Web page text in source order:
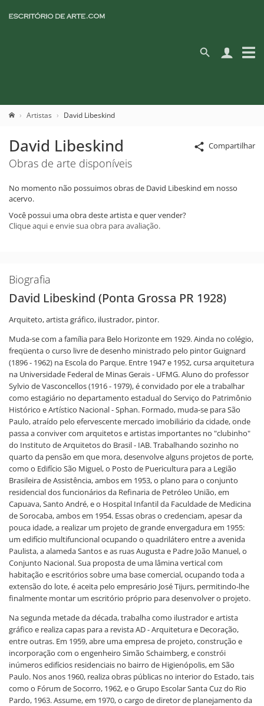
Artistas David Libeskind
Compartilhar
David Libeskind
Obras de arte disponíveis
No momento não possuimos obras de David Libeskind em nosso
acervo.
Você possui uma obra deste artista e quer vender?
Clique aqui e envie sua obra para avaliação.
Biografia
David Libeskind (Ponta Grossa PR 1928)
Arquiteto, artista gráfico, ilustrador, pintor.
Muda-se com a família para Belo Horizonte em 1929. Ainda no colégio,
freqüenta o curso livre de desenho ministrado pelo pintor Guignard
(1896 - 1962) na Escola do Parque. Entre 1947 e 1952, cursa arquitetura
na Universidade Federal de Minas Gerais - UFMG. Aluno do professor
Sylvio de Vasconcellos (1916 - 1979), é convidado por ele a trabalhar
como estagiário no departamento estadual do Serviço do Patrimônio
Histórico e Artístico Nacional - Sphan. Formado, muda-se para São
Paulo, atraído pelo efervescente mercado imobiliário da cidade, onde
passa a conviver com arquitetos e artistas importantes no "clubinho"
do Instituto de Arquitetos do Brasil - IAB. Trabalhando sozinho no
quarto da pensão em que mora, desenvolve alguns projetos de porte,
como o Edifício São Miguel, o Posto de Puericultura para a Legião
Brasileira de Assistência, ambos em 1953, o plano para o conjunto
residencial dos funcionários da Refinaria de Petróleo União, em
Capuava, Santo André, e o Hospital Infantil da Faculdade de Medicina
de Sorocaba, ambos em 1954. Essas obras o credenciam, apesar da
pouca idade, a realizar um projeto de grande envergadura em 1955:
um edifício multifuncional ocupando o quadrilátero entre a avenida
Paulista, a alameda Santos e as ruas Augusta e Padre João Manuel, o
Conjunto Nacional. Sua proposta de uma lâmina vertical com
habitação e escritórios sobre uma base comercial, ocupando toda a
extensão do lote, é aceita pelo empresário José Tijurs, permitindo-lhe
finalmente montar um escritório próprio para desenvolver o projeto.
Na segunda metade da década, trabalha como ilustrador e artista
gráfico e realiza capas para a revista AD - Arquitetura e Decoração,
entre outras. Em 1959, abre uma empresa de projeto, construção e
incorporação com o engenheiro Simão Schaimberg, e constrói
inúmeros edifícios residenciais no bairro de Higienópolis, em São
Paulo. Nos anos 1960, realiza obras públicas no interior do Estado, tais
como o Fórum de Socorro, 1962, e o Grupo Escolar Santa Cuz do Rio
Pardo, 1963. Assume, em 1970, o cargo de diretor de planejamento da